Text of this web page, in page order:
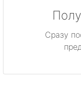
Сразу